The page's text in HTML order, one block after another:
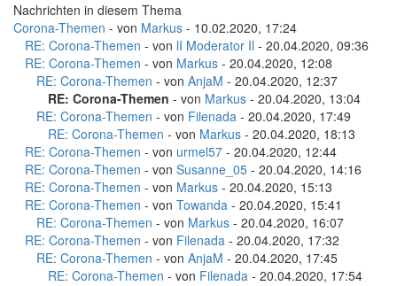
Nachrichten in diesem Thema
Corona-Themen - von Markus - 10.02.2020, 17:24
RE: Corona-Themen - von lI Moderator Il - 20.04.2020, 09:36
RE: Corona-Themen - von Markus - 20.04.2020, 12:08
RE: Corona-Themen - von AnjaM - 20.04.2020, 12:37
RE: Corona-Themen - von Markus - 20.04.2020, 13:04
RE: Corona-Themen - von Filenada - 20.04.2020, 17:49
RE: Corona-Themen - von Markus - 20.04.2020, 18:13
RE: Corona-Themen - von urmel57 - 20.04.2020, 12:44
RE: Corona-Themen - von Susanne_05 - 20.04.2020, 14:16
RE: Corona-Themen - von Markus - 20.04.2020, 15:13
RE: Corona-Themen - von Towanda - 20.04.2020, 15:41
RE: Corona-Themen - von Markus - 20.04.2020, 16:07
RE: Corona-Themen - von Filenada - 20.04.2020, 17:32
RE: Corona-Themen - von AnjaM - 20.04.2020, 17:45
RE: Corona-Themen - von Filenada - 20.04.2020, 17:54